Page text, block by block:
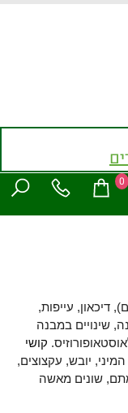
0
ביותר כ 80% מהנשים), דיכאון, עייפות,
השמנה, שינויים במבנה
קושי
יובש, עקצוצים,
שונים מאשה